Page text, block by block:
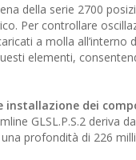
della serie 2700
Per controllare
a molla
elementi,
installazione dei
GLSL.P.S.2
profondità di 226